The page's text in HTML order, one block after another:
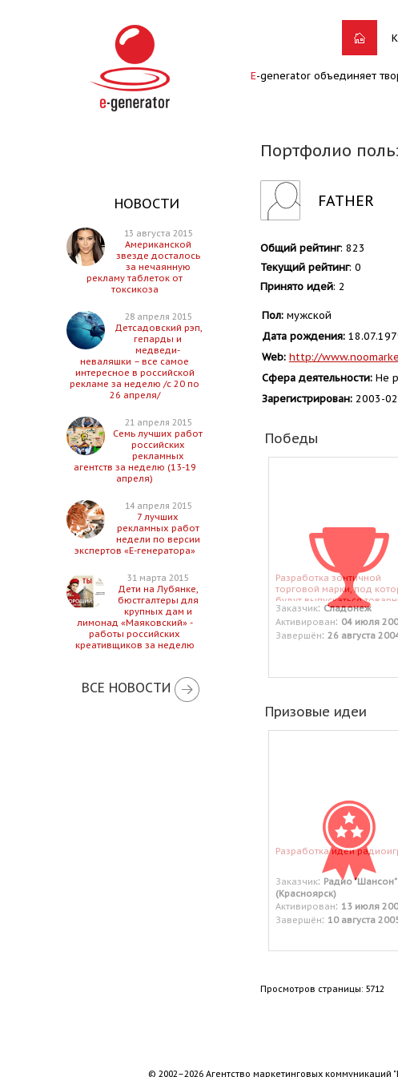
E-generator объединяет
Портфолио
НОВОСТИ
13 августа 2015
Американской
звезде досталось
за нечаянную
рекламу таблеток от
токсикоза
28 апреля 2015
Детсадовский рэп,
гепарды и
медведи-
неваляшки – все самое
интересное в российской
рекламе за неделю /с 20 по
26 апреля/
21 апреля 2015
Семь лучших работ
российских
рекламных
агентств за неделю (13-19
апреля)
14 апреля 2015
7 лучших
рекламных работ
недели по версии
экспертов «Е-генератора»
31 марта 2015
Дети на Лубянке,
бюстгалтеры для
крупных дам и
лимонад «Маяковский» -
работы российских
креативщиков за неделю
ВСЕ НОВОСТИ
FATHER
Общий рейтинг: 823
Текущий рейтинг: 0
Принято идей: 2
Пол:мужской
Дата рождения:
Web: http://
Сфера деятельности:Не
Зарегистрирован:2003-
Победы
Разработка зонтичной
торговой марки, под
будут выпускаться
группы: печенье, пряники,
вафельные изделия.
Заказчик: Сладонеж
Активирован: 04 июля
Завершён: 26 августа
Призовые идеи
Разработка идеи
Заказчик: Радио "Шансон"
(Красноярск)
Активирован: 13 июля
Завершён: 10 августа
Просмотров страницы: 5712
© 2002–2026 Агентство маркетинговых коммуникаций